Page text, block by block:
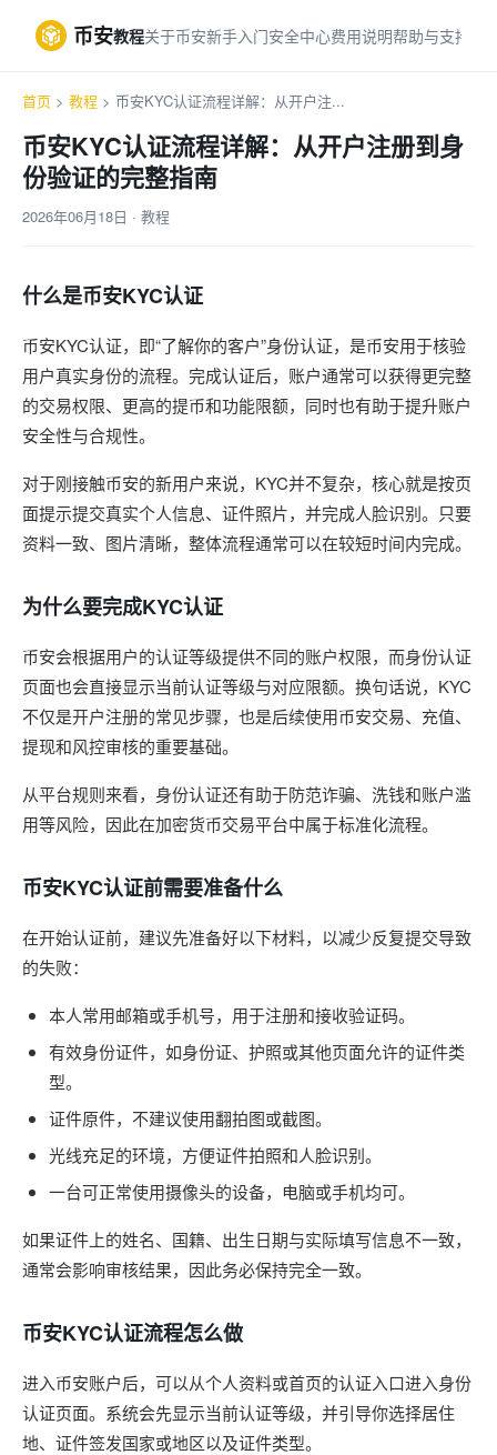
币安教程关于币安新手入门安全中心费用说明帮助与支持
首页 > 教程 > 币安KYC认证流程详解：从开户注...
币安KYC认证流程详解：从开户注册到身
份验证的完整指南
2026年06月18日 · 教程
什么是币安KYC认证
币安KYC认证，即“了解你的客户”身份认证，是币安用于核验
用户真实身份的流程。完成认证后，账户通常可以获得更完整
的交易权限、更高的提币和功能限额，同时也有助于提升账户
安全性与合规性。
对于刚接触币安的新用户来说，KYC并不复杂，核心就是按页
面提示提交真实个人信息、证件照片，并完成人脸识别。只要
资料一致、图片清晰，整体流程通常可以在较短时间内完成。
为什么要完成KYC认证
币安会根据用户的认证等级提供不同的账户权限，而身份认证
页面也会直接显示当前认证等级与对应限额。换句话说，KYC
不仅是开户注册的常见步骤，也是后续使用币安交易、充值、
提现和风控审核的重要基础。
从平台规则来看，身份认证还有助于防范诈骗、洗钱和账户滥
用等风险，因此在加密货币交易平台中属于标准化流程。
币安KYC认证前需要准备什么
在开始认证前，建议先准备好以下材料，以减少反复提交导致
的失败：
本人常用邮箱或手机号，用于注册和接收验证码。
有效身份证件，如身份证、护照或其他页面允许的证件类
型。
证件原件，不建议使用翻拍图或截图。
光线充足的环境，方便证件拍照和人脸识别。
一台可正常使用摄像头的设备，电脑或手机均可。
如果证件上的姓名、国籍、出生日期与实际填写信息不一致，
通常会影响审核结果，因此务必保持完全一致。
币安KYC认证流程怎么做
进入币安账户后，可以从个人资料或首页的认证入口进入身份
认证页面。系统会先显示当前认证等级，并引导你选择居住
地、证件签发国家或地区以及证件类型。